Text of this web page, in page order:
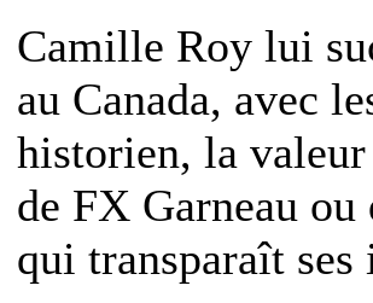
Camille Roy lui
au Canada, avec
historien, la valeur
de FX Garneau
qui transparaît